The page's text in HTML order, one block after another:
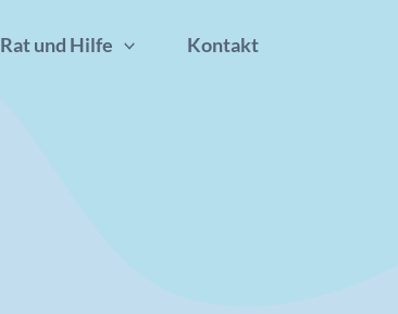
Rat und Hilfe Kontakt